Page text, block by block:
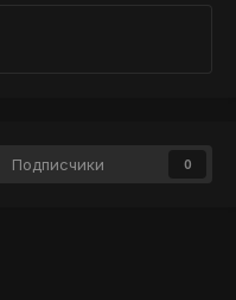
Подписчики 0